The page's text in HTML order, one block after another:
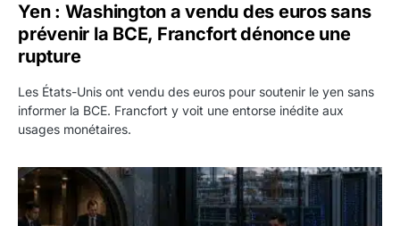
Yen : Washington a vendu des euros sans
prévenir la BCE, Francfort dénonce une
rupture
Les États-Unis ont vendu des euros pour soutenir le yen sans
informer la BCE. Francfort y voit une entorse inédite aux
usages monétaires.
Jane Street négocie le transfert de 11 milliards de